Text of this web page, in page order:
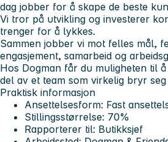
dag jobber for å skape de beste
Vi tror på utvikling og investerer
trenger for å lykkes.
Sammen jobber vi mot felles mål,
engasjement, samarbeid og
Hos Dogman får du muligheten til
del av et team som virkelig bryr
Praktisk informasjon
Ansettelsesform: Fast
Stillingsstørrelse: 70%
Rapporterer til: Butikksjef